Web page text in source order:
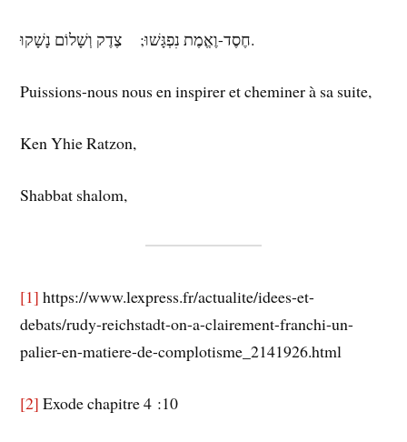
חֶסֶד-וֶאֱמֶת נִפְגָּשׁוּ; צֶדֶק וְשָׁלוֹם נָשָׁקוּ.
Puissions-nous nous en inspirer et cheminer à sa suite,
Ken Yhie Ratzon,
Shabbat shalom,
[1] https://www.lexpress.fr/actualite/idees-et-
debats/rudy-reichstadt-on-a-clairement-franchi-un-
palier-en-matiere-de-complotisme_2141926.html
[2] Exode chapitre 4 :10